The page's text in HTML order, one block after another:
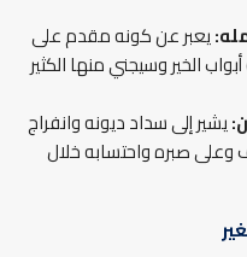
يعبر عن كونه مقدم على
الخير وسيجني منها الكثير
يشير إلى سداد ديونه وانفراج
صبره واحتسابه خلال